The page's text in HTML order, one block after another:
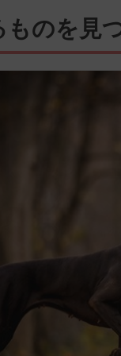
ものを見